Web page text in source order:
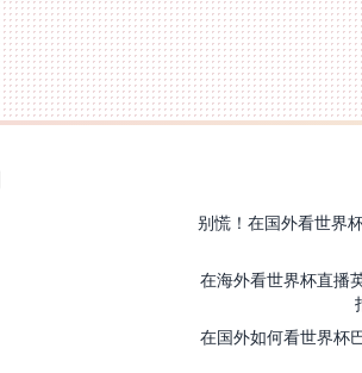
别慌！在国外看世界
在海外看世界杯直播
在国外如何看世界杯